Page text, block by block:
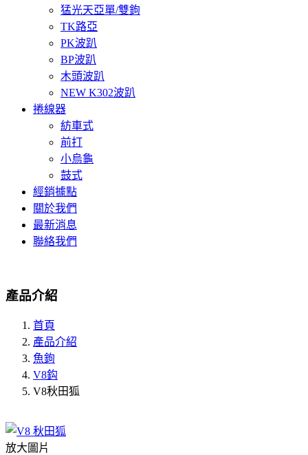
猛光天亞單/雙鉤
TK路亞
PK波趴
BP波趴
木頭波趴
NEW K302波趴
捲線器
紡車式
前打
小烏龜
鼓式
經銷據點
關於我們
最新消息
聯絡我們
產品介紹
首頁
產品介紹
魚鉤
V8鈎
V8秋田狐
放大圖片